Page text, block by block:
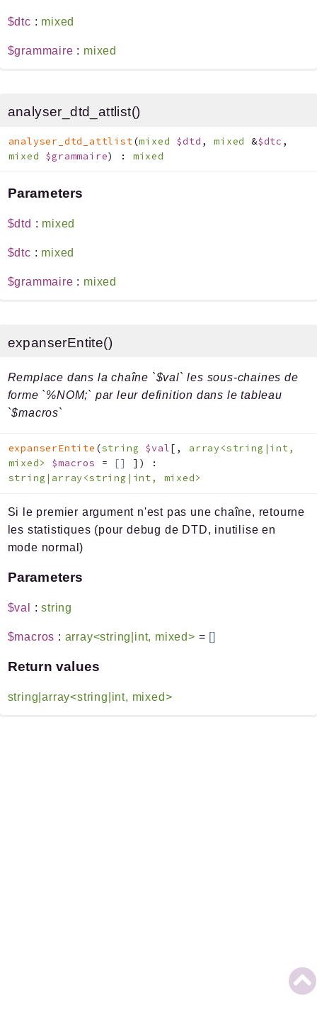
$dtc : mixed
$grammaire : mixed
analyser_dtd_attlist()
analyser_dtd_attlist(mixed $dtd ,mixed &$dtc ,
mixed $grammaire) : mixed
Parameters
$dtd : mixed
$dtc : mixed
$grammaire : mixed
expanserEntite()
Remplace dans la chaîne `$val` les sous-chaines de
forme `%NOM;` par leur definition dans le tableau
`$macros`
expanserEntite (string $val[ , array<string|int,
mixed> $macros = [] ] )
:
string|array<string|int, mixed>
Si le premier argument n'est pas une chaîne, retourne
les statistiques (pour debug de DTD, inutilise en
mode normal)
Parameters
$val :string
$macros : array<string|int, mixed> = []
Return values
string|array<string|int, mixed>